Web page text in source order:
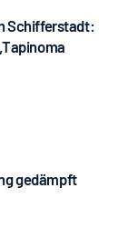
Schifferstadt:
gedämpft